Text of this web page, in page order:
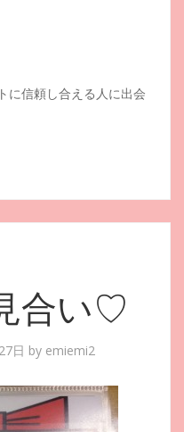
に信頼し合える人に出会
合い♡
日 by emiemi2